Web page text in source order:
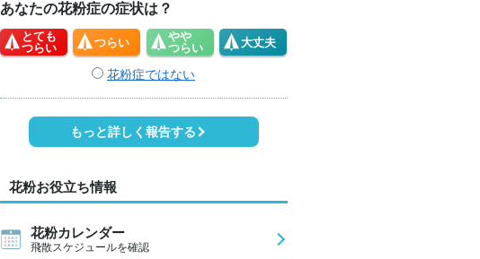
あなたの花粉症の症状は？
とても
つらい
つらい
やや
つらい
大丈夫
花粉症ではない
もっと詳しく報告する
花粉お役立ち情報
花粉カレンダー
飛散スケジュールを確認